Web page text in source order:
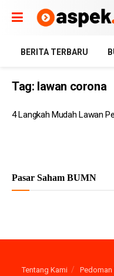
BERITA TERBARU
Tag: lawan corona
4 Langkah Mudah Lawan
Pasar Saham BUMN
Tentang Kami